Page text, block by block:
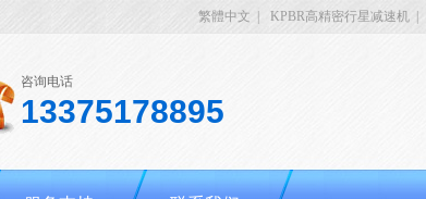
繁體中文 KPBR高精密行星减速机
咨询电话
13375178895